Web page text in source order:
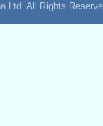
Ltd. All Rights